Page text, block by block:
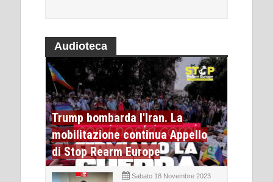
Audioteca
Trump bombarda l'Iran. La
mobilitazione continua Appello
di Stop Rearm Europe
Sabato 18 Novembre 2023